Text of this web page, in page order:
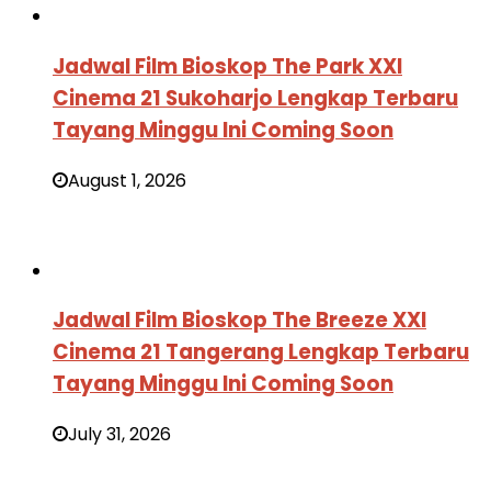
Jadwal Film Bioskop The Park XXI
Cinema 21 Sukoharjo Lengkap Terbaru
Tayang Minggu Ini Coming Soon
August 1, 2026
Jadwal Film Bioskop The Breeze XXI
Cinema 21 Tangerang Lengkap Terbaru
Tayang Minggu Ini Coming Soon
July 31, 2026